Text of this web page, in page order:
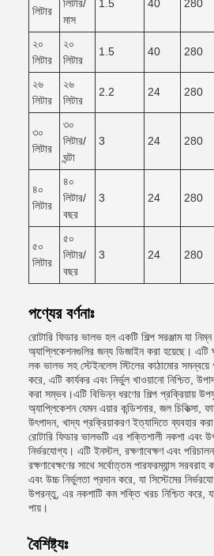
লিটার
লিটার/
মাস
1.5 40 280
২০
লিটার
২০
লিটার
1.5 40 280
২৬
লিটার
২৬
লিটার
2.2 24 280
৩০
লিটার
৩০
লিটার/
ঘন্টা
3 24 280
৪০
লিটার
৪০
লিটার/
বছর
3 24 280
৫০
লিটার
৫০
লিটার/
বছর
3 24 280
পণ্যের বর্ণনাঃ
রোটারি ফিডার ভালভ হল একটি শিল্প সরঞ্জাম যা
অ্যাপ্লিকেশনগুলির জন্য ডিজাইন করা হয়েছে। এটি
লক ভালভ সহ স্টেইনলেস স্টিলের কাঠামোর সমন্বয়ে
করে, এটি কার্যকর এবং নির্ভুল খাওয়ানো নিশ্চিত,
করা সম্ভব।এটি বিভিন্ন ধরণের শিল্প প্রক্রিয়ায়
অ্যাপ্লিকেশন যেমন এয়ার কন্ডিশনার, জল চিকিত্সা,
উৎপাদন, খাদ্য প্রক্রিয়াকরণ ইত্যাদিতে ব্যবহার
রোটারি ফিডার ভালভটি এর শক্তিশালী নকশা এবং
নির্ভরযোগ্য। এটি ইনস্টল, রক্ষণাবেক্ষণ এবং
রক্ষণাবেক্ষণের সাথে সর্বোত্তম পারফরম্যান্স সরবরাহ
এবং উচ্চ নির্ভুলতা প্রদান করে, যা সিস্টেমের
উপরন্তু, এর নকশাটি কম শক্তি খরচ নিশ্চিত করে,
পায়।
বৈশিষ্ট্যঃ